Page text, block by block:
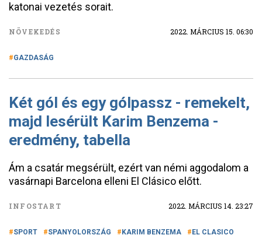
katonai vezetés sorait.
NÖVEKEDÉS 2022. MÁRCIUS 15. 06:30
GAZDASÁG
Két gól és egy gólpassz - remekelt,
majd lesérült Karim Benzema -
eredmény, tabella
Ám a csatár megsérült, ezért van némi aggodalom a
vasárnapi Barcelona elleni El Clásico előtt.
INFOSTART 2022. MÁRCIUS 14. 23:27
SPORT SPANYOLORSZÁG KARIM BENZEMA EL CLASICO